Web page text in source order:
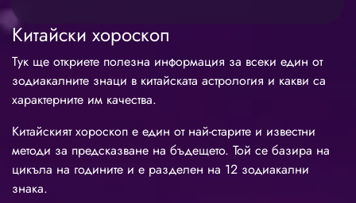
Китайски хороскоп
Тук ще откриете полезна информация за всеки един от
зодиакалните знаци в китайската астрология и какви са
характерните им качества.
Китайският хороскоп е един от най-старите и известни
методи за предсказване на бъдещето. Той се базира на
цикъла на годините и е разделен на 12 зодиакални
знака.